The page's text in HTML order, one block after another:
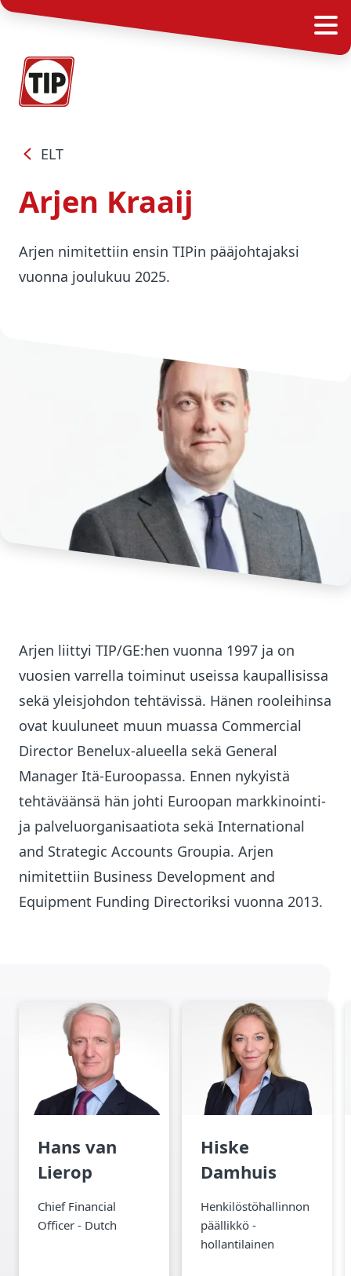
ELT
Arjen Kraaij
Arjen nimitettiin ensin TIPin pääjohtajaksi
vuonna joulukuu 2025.
Arjen liittyi TIP/GE:hen vuonna 1997 ja on
vuosien varrella toiminut useissa kaupallisissa
sekä yleisjohdon tehtävissä. Hänen rooleihinsa
ovat kuuluneet muun muassa Commercial
Director Benelux-alueella sekä General
Manager Itä-Euroopassa. Ennen nykyistä
tehtäväänsä hän johti Euroopan markkinointi-
ja palveluorganisaatiota sekä International
and Strategic Accounts Groupia. Arjen
nimitettiin Business Development and
Equipment Funding Directoriksi vuonna 2013.
Hans van
Lierop
Chief Financial
Officer - Dutch
Hiske
Damhuis
Henkilöstöhallinnon
päällikkö -
hollantilainen